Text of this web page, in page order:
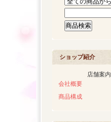
ショップ紹介
店舗案内
会社概要
商品構成